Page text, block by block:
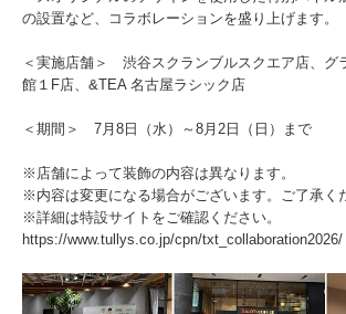
の設置など、コラボレーションを盛り上げます。
＜実施店舗＞ 渋谷スクランブルスクエア店、グ
館１F店、&TEA 名古屋ラシック店
＜期間＞ 7月8日（水）～8月2日（日）まで
※店舗によって装飾の内容は異なります。
※内容は変更になる場合がございます。ご了承く
※詳細は特設サイトをご確認ください。
https://www.tullys.co.jp/cpn/txt_collaboration2026/